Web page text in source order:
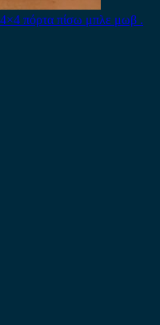
πόρτα πίσω μπλε μωβ .